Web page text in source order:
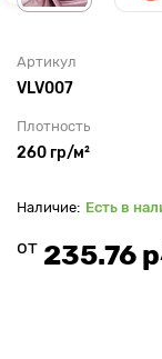
Артикул
VLV007
Плотность
260 гр/м²
Есть в
от 235.76 р